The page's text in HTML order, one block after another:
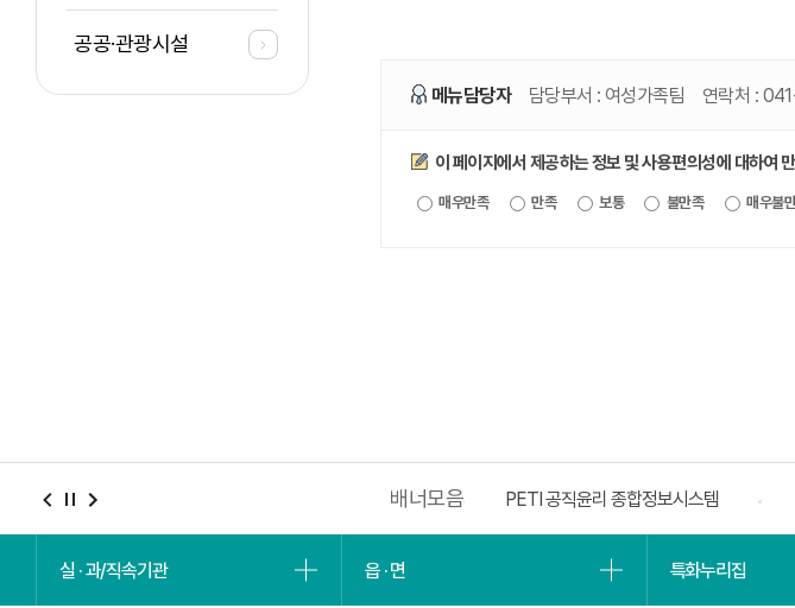
공공·관광시설
메뉴담당자 담당부서 : 여성가족팀 연락처 :
만족도조사
이 페이지에서 제공하는 정보 및 사용편의성에 대하여
매우만족 만족 보통 불만족 매우불
배너모음
충남청년포털 2027 충청권 하계세계대학경기대회 PETI 공직윤리 종합정보시스템
실 · 과/직속기관 읍 · 면 특화누리집